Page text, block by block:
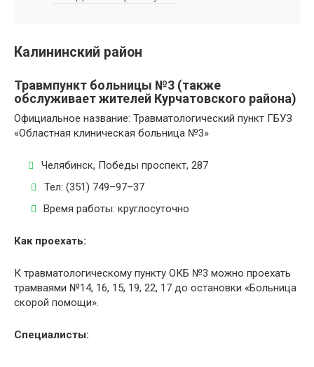
Калининский район
Травмпункт больницы №3 (также
обслуживает жителей Курчатовского района)
Официальное название: Травматологический пункт ГБУЗ
«Областная клиническая больница №3»
Челябинск, Победы проспект, 287
Тел: (351) 749–97–37
Время работы: круглосуточно
Как проехать:
К травматологическому пункту ОКБ №3 можно проехать
трамваями №14, 16, 15, 19, 22, 17 до остановки «Больница
скорой помощи».
Специалисты: